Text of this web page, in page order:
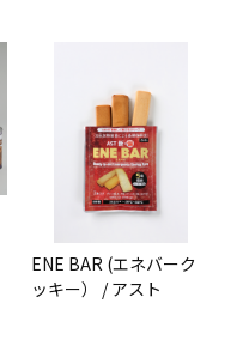
ENE BAR (エネバーク
ッキー） / アスト